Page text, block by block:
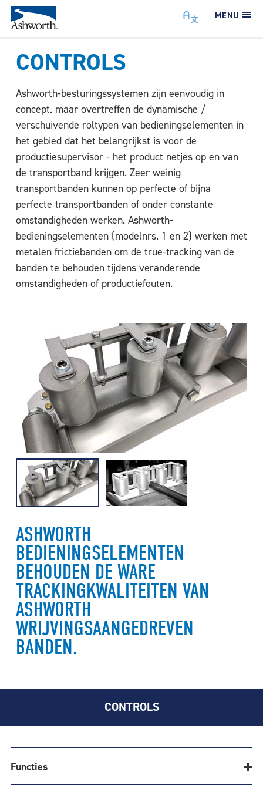
MENU
ASHWORTH
BEDIENINGSELEMENTEN
BEHOUDEN DE WARE
TRACKINGKWALITEITEN VAN
ASHWORTH
WRIJVINGSAANGEDREVEN
BANDEN.
CONTROLS
Ashworth-besturingssystemen zijn eenvoudig in
concept. maar overtreffen de dynamische /
verschuivende roltypen van bedieningselementen in
het gebied dat het belangrijkst is voor de
productiesupervisor - het product netjes op en van
de transportband krijgen. Zeer weinig
transportbanden kunnen op perfecte of bijna
perfecte transportbanden of onder constante
omstandigheden werken. Ashworth-
bedieningselementen (modelnrs. 1 en 2) werken met
metalen frictiebanden om de true-tracking van de
banden te behouden tijdens veranderende
omstandigheden of productiefouten.
CONTROLS
Functies